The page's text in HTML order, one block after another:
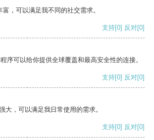
，可以满足我不同的社交需求。
支持[0] 反对[0]
序可以给你提供全球覆盖和最高安全性的连接。
支持[0] 反对[0]
大，可以满足我日常使用的需求。
支持[0] 反对[0]